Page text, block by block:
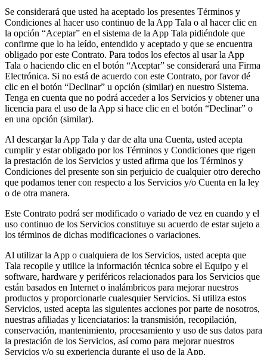
Se considerará que usted ha aceptado los presentes Términos y
Condiciones al hacer uso continuo de la App Tala o al hacer clic en
la opción “Aceptar” en el sistema de la App Tala pidiéndole que
confirme que lo ha leído, entendido y aceptado y que se encuentra
obligado por este Contrato. Para todos los efectos al usar la App
Tala o haciendo clic en el botón “Aceptar” se considerará una Firma
Electrónica. Si no está de acuerdo con este Contrato, por favor dé
clic en el botón “Declinar” u opción (similar) en nuestro Sistema.
Tenga en cuenta que no podrá acceder a los Servicios y obtener una
licencia para el uso de la App si hace clic en el botón “Declinar” o
en una opción (similar).
Al descargar la App Tala y dar de alta una Cuenta, usted acepta
cumplir y estar obligado por los Términos y Condiciones que rigen
la prestación de los Servicios y usted afirma que los Términos y
Condiciones del presente son sin perjuicio de cualquier otro derecho
que podamos tener con respecto a los Servicios y/o Cuenta en la ley
o de otra manera.
Este Contrato podrá ser modificado o variado de vez en cuando y el
uso continuo de los Servicios constituye su acuerdo de estar sujeto a
los términos de dichas modificaciones o variaciones.
Al utilizar la App o cualquiera de los Servicios, usted acepta que
Tala recopile y utilice la información técnica sobre el Equipo y el
software, hardware y periféricos relacionados para los Servicios que
están basados en Internet o inalámbricos para mejorar nuestros
productos y proporcionarle cualesquier Servicios. Si utiliza estos
Servicios, usted acepta las siguientes acciones por parte de nosotros,
nuestras afiliadas y licenciatarios: la transmisión, recopilación,
conservación, mantenimiento, procesamiento y uso de sus datos para
la prestación de los Servicios, así como para mejorar nuestros
Servicios y/o su experiencia durante el uso de la App.